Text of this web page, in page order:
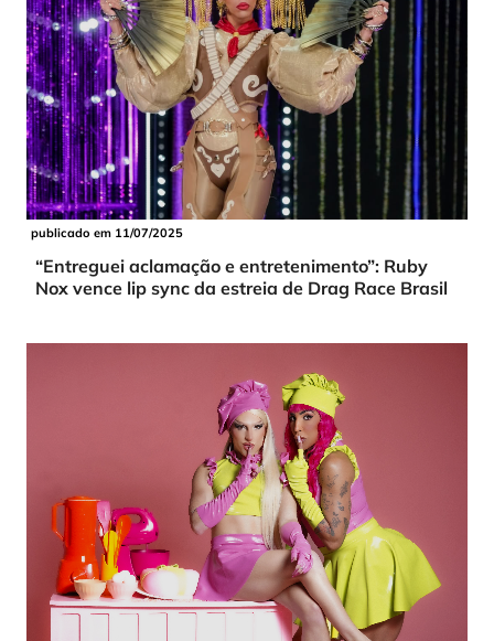
publicado em 11/07/2025
“Entreguei aclamação e entretenimento”: Ruby
Nox vence lip sync da estreia de Drag Race Brasil